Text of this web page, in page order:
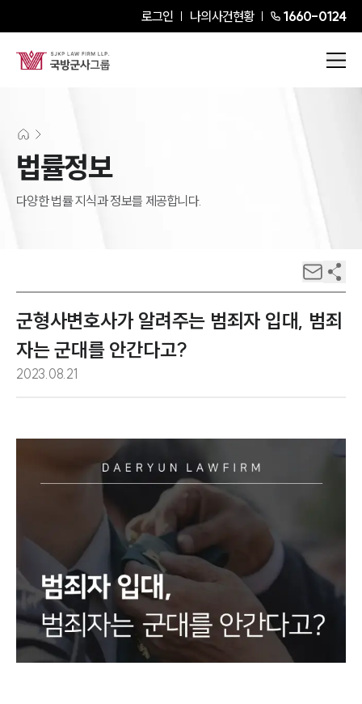
로그인 나의사건현황 1660-0124
법률정보
다양한 법률 지식과 정보를 제공합니다.
군형사변호사가 알려주는 범죄자 입대, 범죄
자는 군대를 안간다고?
2023.08.21